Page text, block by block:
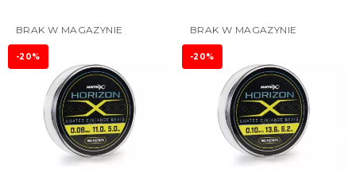
BRAK W MAGAZYNIE
-20%
BRAK W MAGAZYNIE
-20%